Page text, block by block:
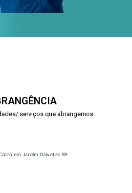
serviços que abrangemos
em Jardim Gaivotas SP